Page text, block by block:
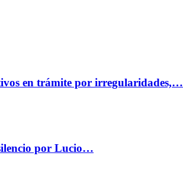
en trámite por irregularidades,…
por Lucio…